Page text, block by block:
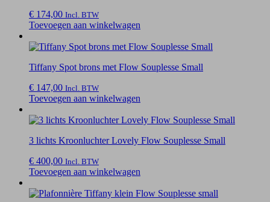
€ 174,00 Incl. BTW
Toevoegen aan winkelwagen
Tiffany Spot brons met Flow Souplesse Small
€ 147,00 Incl. BTW
Toevoegen aan winkelwagen
3 lichts Kroonluchter Lovely Flow Souplesse Small
€ 400,00 Incl. BTW
Toevoegen aan winkelwagen